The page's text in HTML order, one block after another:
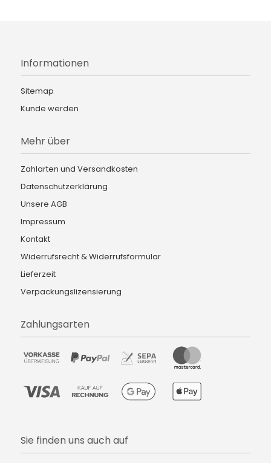
Informationen
Sitemap
Kunde werden
Mehr über
Zahlarten und Versandkosten
Datenschutzerklärung
Unsere AGB
Impressum
Kontakt
Widerrufsrecht & Widerrufsformular
Lieferzeit
Verpackungslizensierung
Zahlungsarten
Sie finden uns auch auf